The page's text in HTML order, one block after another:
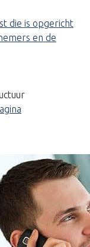
die is opgericht
en de